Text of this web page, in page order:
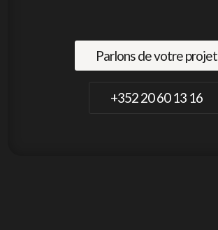
Parlons de votre projet
+352 20 60 13 16